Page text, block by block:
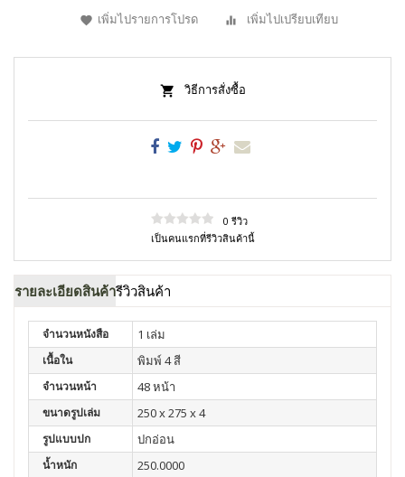
เพิ่มไปรายการโปรด เพิ่มไปเปรียบเทียบ
วิธีการสั่งซื้อ
0 รีวิว
เป็นคนแรกที่รีวิวสินค้านี้
รายละเอียดสินค้ารีวิวสินค้า
จำนวนหนังสือ 1 เล่ม
เนื้อใน พิมพ์ 4 สี
จำนวนหน้า 48 หน้า
ขนาดรูปเล่ม 250 x 275 x 4
รูปแบบปก ปกอ่อน
น้ำหนัก 250.0000